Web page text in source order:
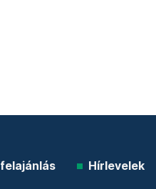
felajánlás Hírlevelek